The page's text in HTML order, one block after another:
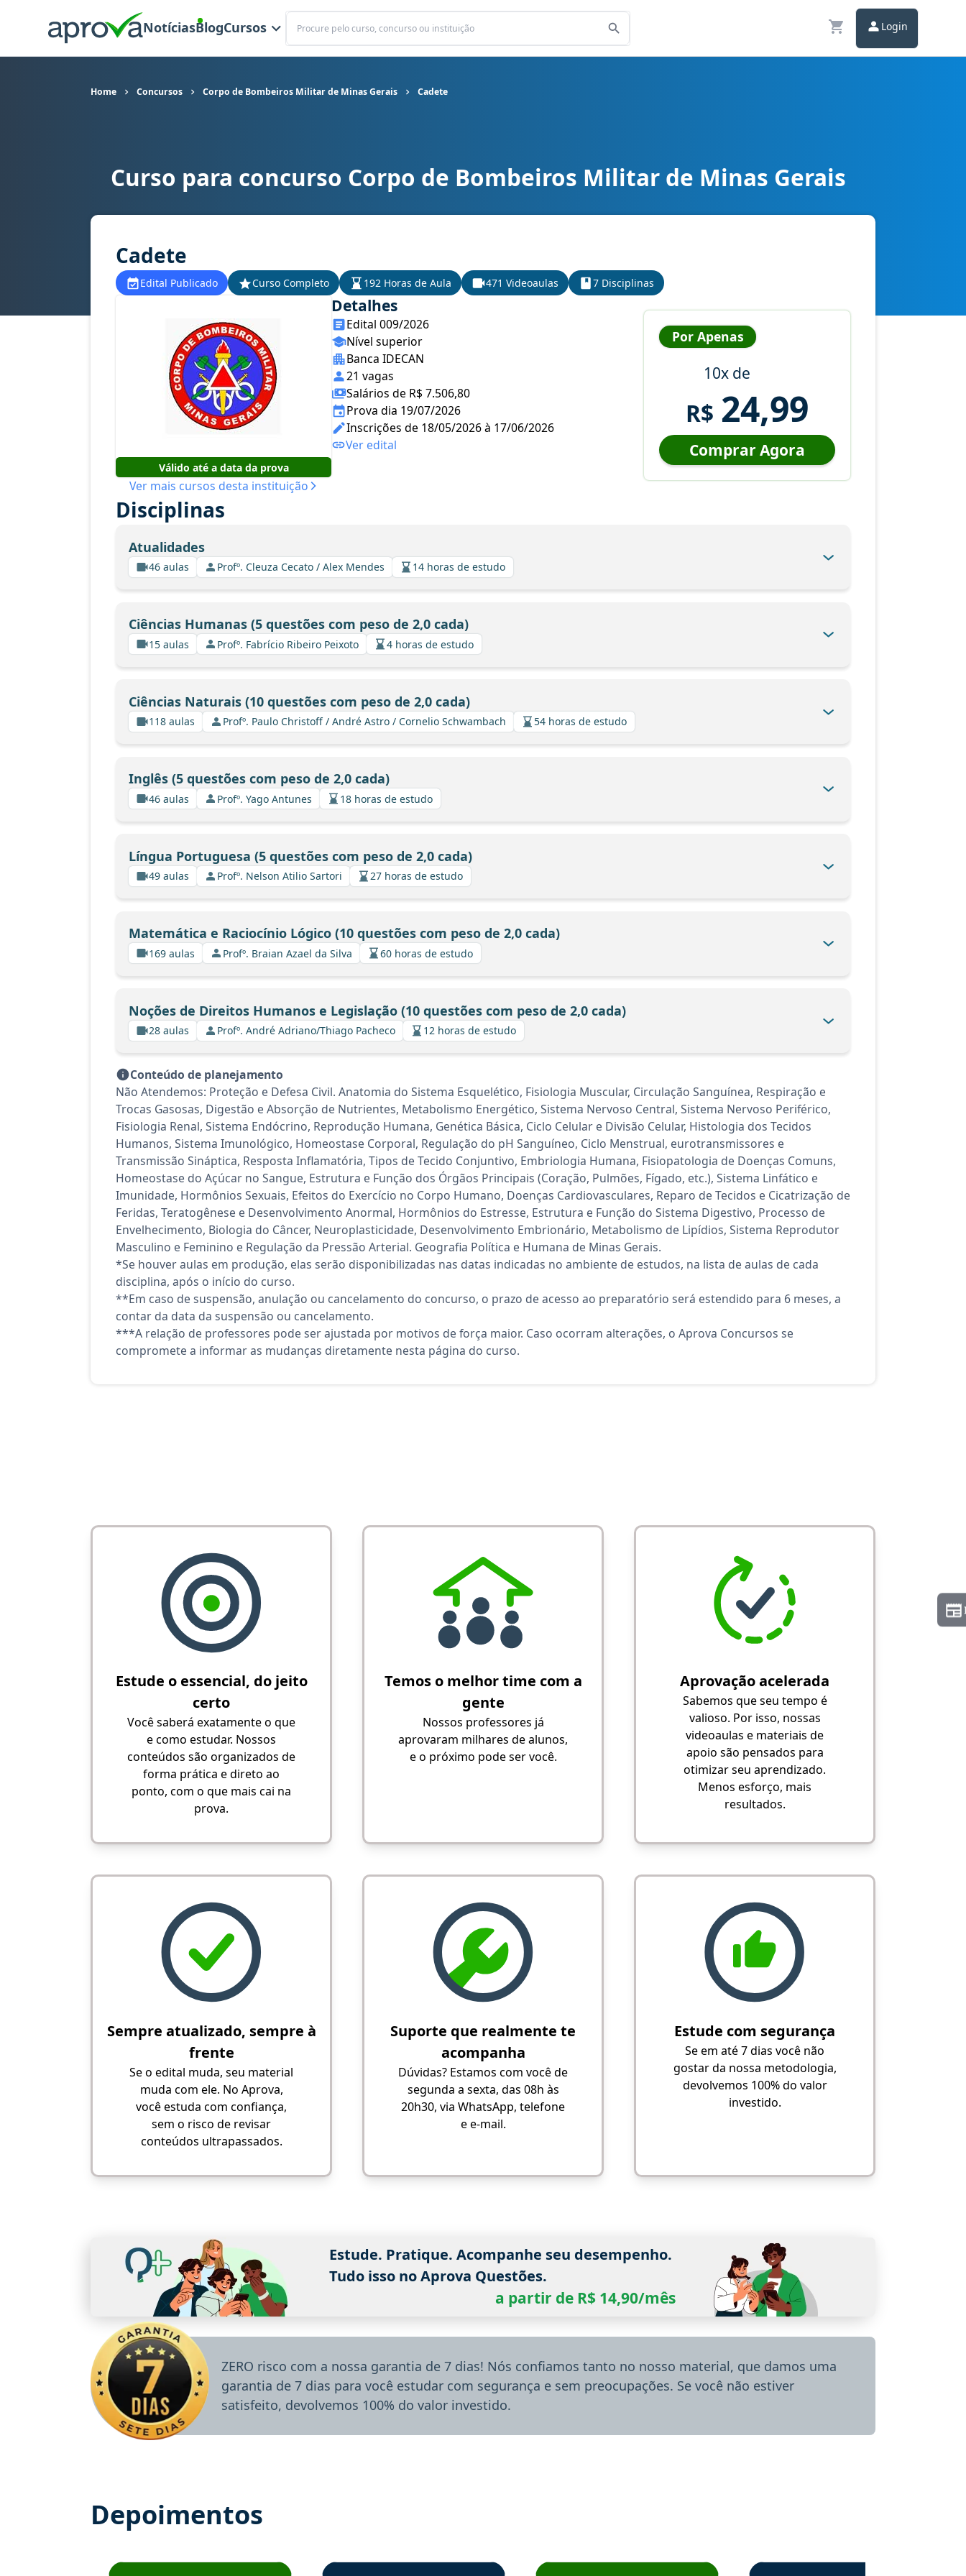
NotíciasBlogCursos
Buscar
Login
Home Concursos Corpo de Bombeiros Militar de Minas Gerais Cadete
Curso para concurso CBM MG - Corpo de Bombeiros Militar de Minas Gerais cargo Cadete
Curso para concurso Corpo de Bombeiros Militar de Minas Gerais
Cadete
Edital Publicado Curso Completo 192 Horas de Aula 471 Videoaulas 7 Disciplinas
Válido até a data da prova
Ver mais cursos desta instituição
Detalhes
Edital 009/2026
Nível superior
Banca IDECAN
21 vagas
Salários de R$ 7.506,80
Prova dia 19/07/2026
Inscrições de 18/05/2026 à 17/06/2026
Ver edital
Por Apenas
10x de
R$ 24,99
Comprar Agora
Disciplinas
Atualidades
46 aulas Profº. Cleuza Cecato / Alex Mendes 14 horas de estudo
Ciências Humanas (5 questões com peso de 2,0 cada)
15 aulas Profº. Fabrício Ribeiro Peixoto 4 horas de estudo
Ciências Naturais (10 questões com peso de 2,0 cada)
118 aulas Profº. Paulo Christoff / André Astro / Cornelio Schwambach 54 horas de estudo
Inglês (5 questões com peso de 2,0 cada)
46 aulas Profº. Yago Antunes 18 horas de estudo
Língua Portuguesa (5 questões com peso de 2,0 cada)
49 aulas Profº. Nelson Atilio Sartori 27 horas de estudo
Matemática e Raciocínio Lógico (10 questões com peso de 2,0 cada)
169 aulas Profº. Braian Azael da Silva 60 horas de estudo
Noções de Direitos Humanos e Legislação (10 questões com peso de 2,0 cada)
28 aulas Profº. André Adriano/Thiago Pacheco 12 horas de estudo
Conteúdo de planejamento
Não Atendemos: Proteção e Defesa Civil. Anatomia do Sistema Esquelético, Fisiologia Muscular, Circulação Sanguínea, Respiração e
Trocas Gasosas, Digestão e Absorção de Nutrientes, Metabolismo Energético, Sistema Nervoso Central, Sistema Nervoso Periférico,
Fisiologia Renal, Sistema Endócrino, Reprodução Humana, Genética Básica, Ciclo Celular e Divisão Celular, Histologia dos Tecidos
Humanos, Sistema Imunológico, Homeostase Corporal, Regulação do pH Sanguíneo, Ciclo Menstrual, eurotransmissores e
Transmissão Sináptica, Resposta Inflamatória, Tipos de Tecido Conjuntivo, Embriologia Humana, Fisiopatologia de Doenças Comuns,
Homeostase do Açúcar no Sangue, Estrutura e Função dos Órgãos Principais (Coração, Pulmões, Fígado, etc.), Sistema Linfático e
Imunidade, Hormônios Sexuais, Efeitos do Exercício no Corpo Humano, Doenças Cardiovasculares, Reparo de Tecidos e Cicatrização de
Feridas, Teratogênese e Desenvolvimento Anormal, Hormônios do Estresse, Estrutura e Função do Sistema Digestivo, Processo de
Envelhecimento, Biologia do Câncer, Neuroplasticidade, Desenvolvimento Embrionário, Metabolismo de Lipídios, Sistema Reprodutor
Masculino e Feminino e Regulação da Pressão Arterial. Geografia Política e Humana de Minas Gerais.
*Se houver aulas em produção, elas serão disponibilizadas nas datas indicadas no ambiente de estudos, na lista de aulas de cada
disciplina, após o início do curso.
**Em caso de suspensão, anulação ou cancelamento do concurso, o prazo de acesso ao preparatório será estendido para 6 meses, a
contar da data da suspensão ou cancelamento.
***A relação de professores pode ser ajustada por motivos de força maior. Caso ocorram alterações, o Aprova Concursos se
compromete a informar as mudanças diretamente nesta página do curso.
Estude o essencial, do jeito
certo
Você saberá exatamente o que
e como estudar. Nossos
conteúdos são organizados de
forma prática e direto ao
ponto, com o que mais cai na
prova.
Temos o melhor time com a
gente
Nossos professores já
aprovaram milhares de alunos,
e o próximo pode ser você.
Aprovação acelerada
Sabemos que seu tempo é
valioso. Por isso, nossas
videoaulas e materiais de
apoio são pensados para
otimizar seu aprendizado.
Menos esforço, mais
resultados.
Sempre atualizado, sempre à
frente
Se o edital muda, seu material
muda com ele. No Aprova,
você estuda com confiança,
sem o risco de revisar
conteúdos ultrapassados.
Suporte que realmente te
acompanha
Dúvidas? Estamos com você de
segunda a sexta, das 08h às
20h30, via WhatsApp, telefone
e e-mail.
Estude com segurança
Se em até 7 dias você não
gostar da nossa metodologia,
devolvemos 100% do valor
investido.
Estude. Pratique. Acompanhe seu desempenho.
Tudo isso no Aprova Questões.
a partir de R$ 14,90/mês
ZERO risco com a nossa garantia de 7 dias! Nós confiamos tanto no nosso material, que damos uma
garantia de 7 dias para você estudar com segurança e sem preocupações. Se você não estiver
satisfeito, devolvemos 100% do valor investido.
Depoimentos
Estudante José recomenda o Aprova Concursos em depoimentoEstudante Sergio recomenda o Aprova Concursos em depoimentoEstudante Mário recomenda o Aprova Concursos em depoimentoEstudante Alessandra recomenda o Aprova